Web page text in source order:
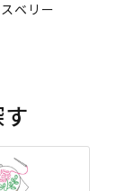
ベリー